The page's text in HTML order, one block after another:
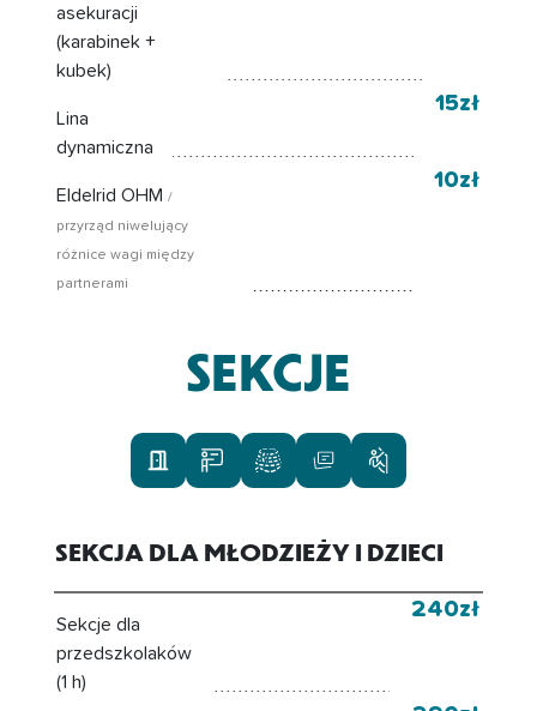
asekuracji
(karabinek +
kubek)
Lina
dynamiczna
15zł
Eldelrid OHM/
przyrząd niwelujący
różnice wagi między
partnerami
10zł
SEKCJE
SEKCJA DLA MŁODZIEŻY I DZIECI
Sekcje dla
przedszkolaków
(1 h)
240zł